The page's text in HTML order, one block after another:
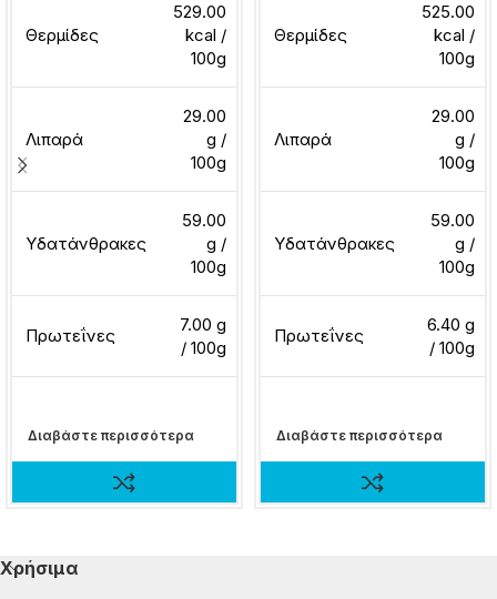
Θερμίδες
529.00
kcal /
100g
Λιπαρά
29.00
g /
100g
Υδατάνθρακες
59.00
g /
100g
Πρωτεΐνες
7.00 g
/ 100g
Διαβάστε περισσότερα
Θερμίδες
525.00
kcal /
100g
Λιπαρά
29.00
g /
100g
Υδατάνθρακες
59.00
g /
100g
Πρωτεΐνες
6.40 g
/ 100g
Διαβάστε περισσότερα
Χρήσιμα